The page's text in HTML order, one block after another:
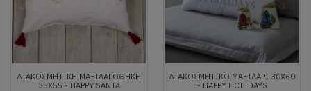
ΔΙΑΚΟΣΜΗΤΙΚΉ ΜΑΞΙΛΑΡΟΘΉΚΗ
35X55 - HAPPY SANTA
ΔΙΑΚΟΣΜΗΤΙΚΌ ΜΑΞΙΛΆΡΙ 30X60
- HAPPY HOLIDAYS